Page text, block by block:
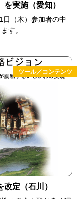
を実施（愛知）
日（木）参加者の中
す。
ツール／コンテンツ
改定（石川）